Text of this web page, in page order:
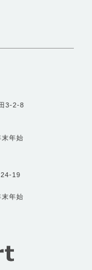
3-2-8
年始
19
年始